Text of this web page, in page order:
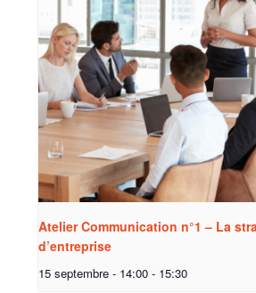
Atelier Communication n°1 – La
d’entreprise
15 septembre - 14:00 - 15:30